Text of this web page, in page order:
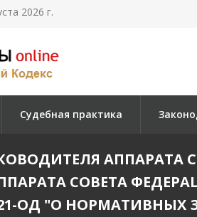
2026 г.
Судебная практика
АППАРАТА
СОВЕТА
ОД "О НОРМАТИВНЫХ